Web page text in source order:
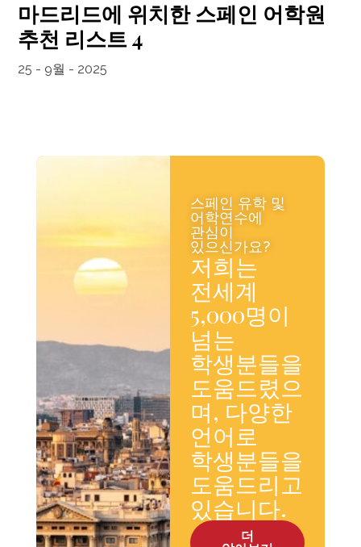
마드리드에 위치한 스페인 어학원
추천 리스트 4
25 - 9월 - 2025
스페인 유학 및
어학연수에
관심이
있으신가요?
저희는
전세계
5,000명이
넘는
학생분들을
도움드렸으
며, 다양한
언어로
학생분들을
도움드리고
있습니다.
더